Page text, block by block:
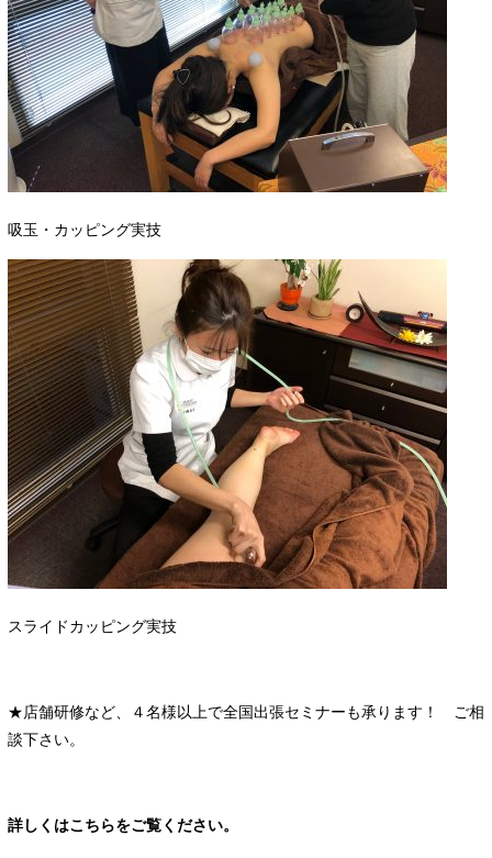
吸玉・カッピング実技
スライドカッピング実技
★店舗研修など、４名様以上で全国出張セミナーも承ります！ ご相
談下さい。
詳しくはこちらをご覧ください。